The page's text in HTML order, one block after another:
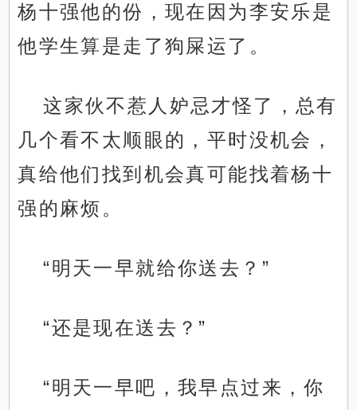
杨十强他的份，现在因为李安乐是
他学生算是走了狗屎运了。
这家伙不惹人妒忌才怪了，总有
几个看不太顺眼的，平时没机会，
真给他们找到机会真可能找着杨十
强的麻烦。
“明天一早就给你送去？”
“还是现在送去？”
“明天一早吧，我早点过来，你